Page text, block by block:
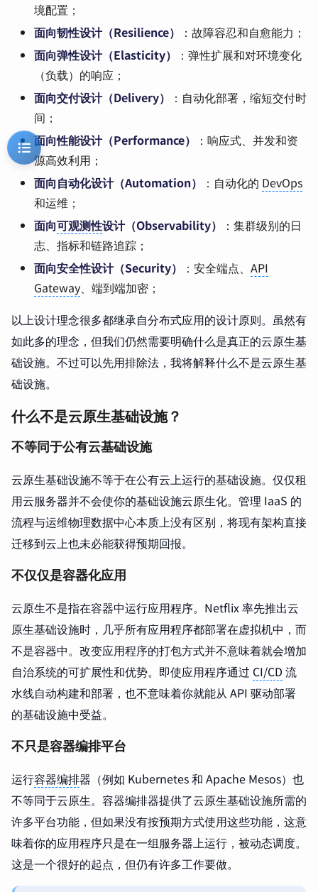
境配置；
面向韧性设计（Resilience）
：故障容忍和自愈能力；
面向弹性设计（Elasticity）
：弹性扩展和对环境变化
（负载）的响应；
面向交付设计（Delivery）
：自动化部署，缩短交付时
间；
面向性能设计（Performance）
：响应式、并发和资
源高效利用；
面向自动化设计（Automation）
：自动化的 DevOps
和运维；
面向可观测性设计（Observability）
：集群级别的日
志、指标和链路追踪；
面向安全性设计（Security）
：安全端点、 API
Gateway、端到端加密；
以上设计理念很多都继承自分布式应用的设计原则。虽然有
如此多的理念，但我们仍然需要明确什么是真正的云原生基
础设施。不过可以先用排除法，我将解释什么不是云原生基
础设施。
什么不是云原生基础设施？
不等同于公有云基础设施
云原生基础设施不等于在公有云上运行的基础设施。仅仅租
用云服务器并不会使你的基础设施云原生化。管理 IaaS 的
流程与运维物理数据中心本质上没有区别，将现有架构直接
迁移到云上也未必能获得预期回报。
不仅仅是容器化应用
云原生不是指在容器中运行应用程序。Netflix 率先推出云
原生基础设施时，几乎所有应用程序都部署在虚拟机中，而
不是容器中。改变应用程序的打包方式并不意味着就会增加
自治系统的可扩展性和优势。即使应用程序通过 CI/CD 流
水线自动构建和部署，也不意味着你就能从 API 驱动部署
的基础设施中受益。
不只是容器编排平台
运行容器编排器（例如 Kubernetes 和 Apache Mesos）也
不等同于云原生。容器编排器提供了云原生基础设施所需的
许多平台功能，但如果没有按预期方式使用这些功能，这意
味着你的应用程序只是在一组服务器上运行，被动态调度。
这是一个很好的起点，但仍有许多工作要做。